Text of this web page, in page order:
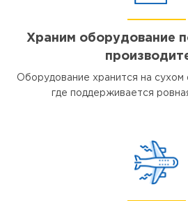
Храним оборудование
Оборудование хранится на сухом
где поддерживается